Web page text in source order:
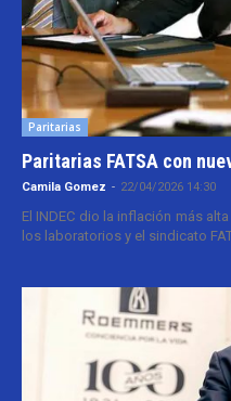
Paritarias
Paritarias FATSA con
Camila Gomez - 22/04/2026 14:30
El INDEC dio la inflación más
los laboratorios y el sindicato